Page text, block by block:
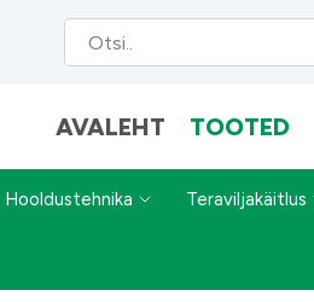
AVALEHT TOOTED
Hooldustehnika Teraviljakäitlus